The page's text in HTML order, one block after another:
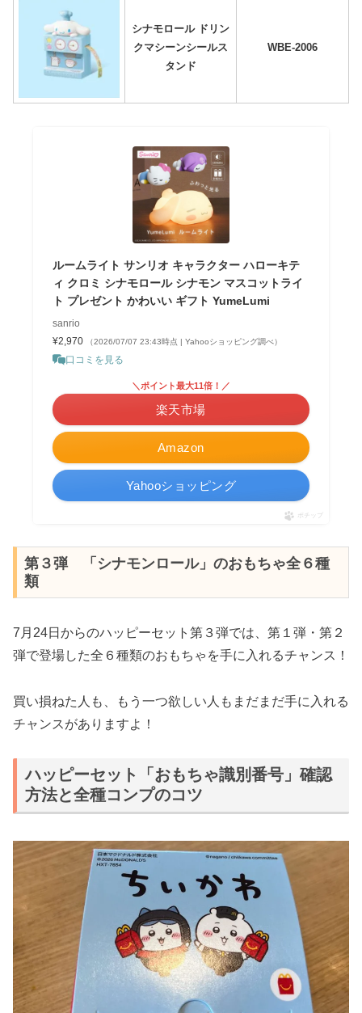
シナモロール ドリン
クマシーンシールス
タンド
WBE-2006
ルームライト サンリオ キャラクター ハローキテ
ィ クロミ シナモロール シナモン マスコットライ
ト プレゼント かわいい ギフト YumeLumi
sanrio
¥2,970
（2026/07/07 23:43時点 | Yahooショッピング調べ）
口コミを見る
Amazon
＼ポイント最大11倍！／
楽天市場
Yahooショッピング
ポチップ
第３弾 「シナモンロール」のおもちゃ全６種
類
7月24日からのハッピーセット第３弾では、第１弾・第２
弾で登場した全６種類のおもちゃを手に入れるチャンス！
買い損ねた人も、もう一つ欲しい人もまだまだ手に入れる
チャンスがありますよ！
ハッピーセット「おもちゃ識別番号」確認
方法と全種コンプのコツ